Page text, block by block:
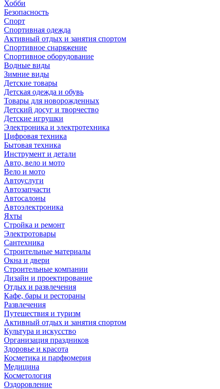
Хобби
Безопасность
Спорт
Спортивная одежда
Активный отдых и занятия спортом
Спортивное снаряжение
Спортивное оборудование
Водные виды
Зимние виды
Детские товары
Детская одежда и обувь
Товары для новорожденных
Детский досуг и творчество
Детские игрушки
Электроника и электротехника
Цифровая техника
Бытовая техника
Инструмент и детали
Авто, вело и мото
Вело и мото
Автоуслуги
Автозапчасти
Автосалоны
Автоэлектроника
Яхты
Стройка и ремонт
Электротовары
Сантехника
Строительные материалы
Окна и двери
Строительные компании
Дизайн и проектирование
Отдых и развлечения
Кафе, бары и рестораны
Развлечения
Путешествия и туризм
Активный отдых и занятия спортом
Культура и искусство
Организация праздников
Здоровье и красота
Косметика и парфюмерия
Медицина
Косметология
Оздоровление